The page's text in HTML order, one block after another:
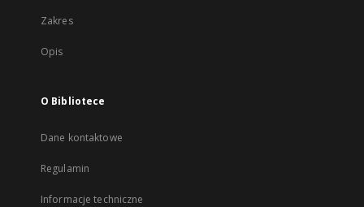
Zakres
Opis
O Bibliotece
Dane kontaktowe
Regulamin
Informacje techniczne